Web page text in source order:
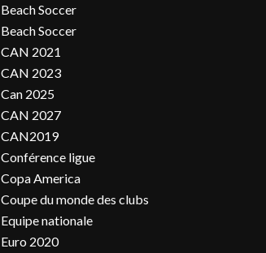
Beach Soccer
Beach Soccer
CAN 2021
CAN 2023
Can 2025
CAN 2027
CAN2019
Conférence ligue
Copa America
Coupe du monde des clubs
Equipe nationale
Euro 2020